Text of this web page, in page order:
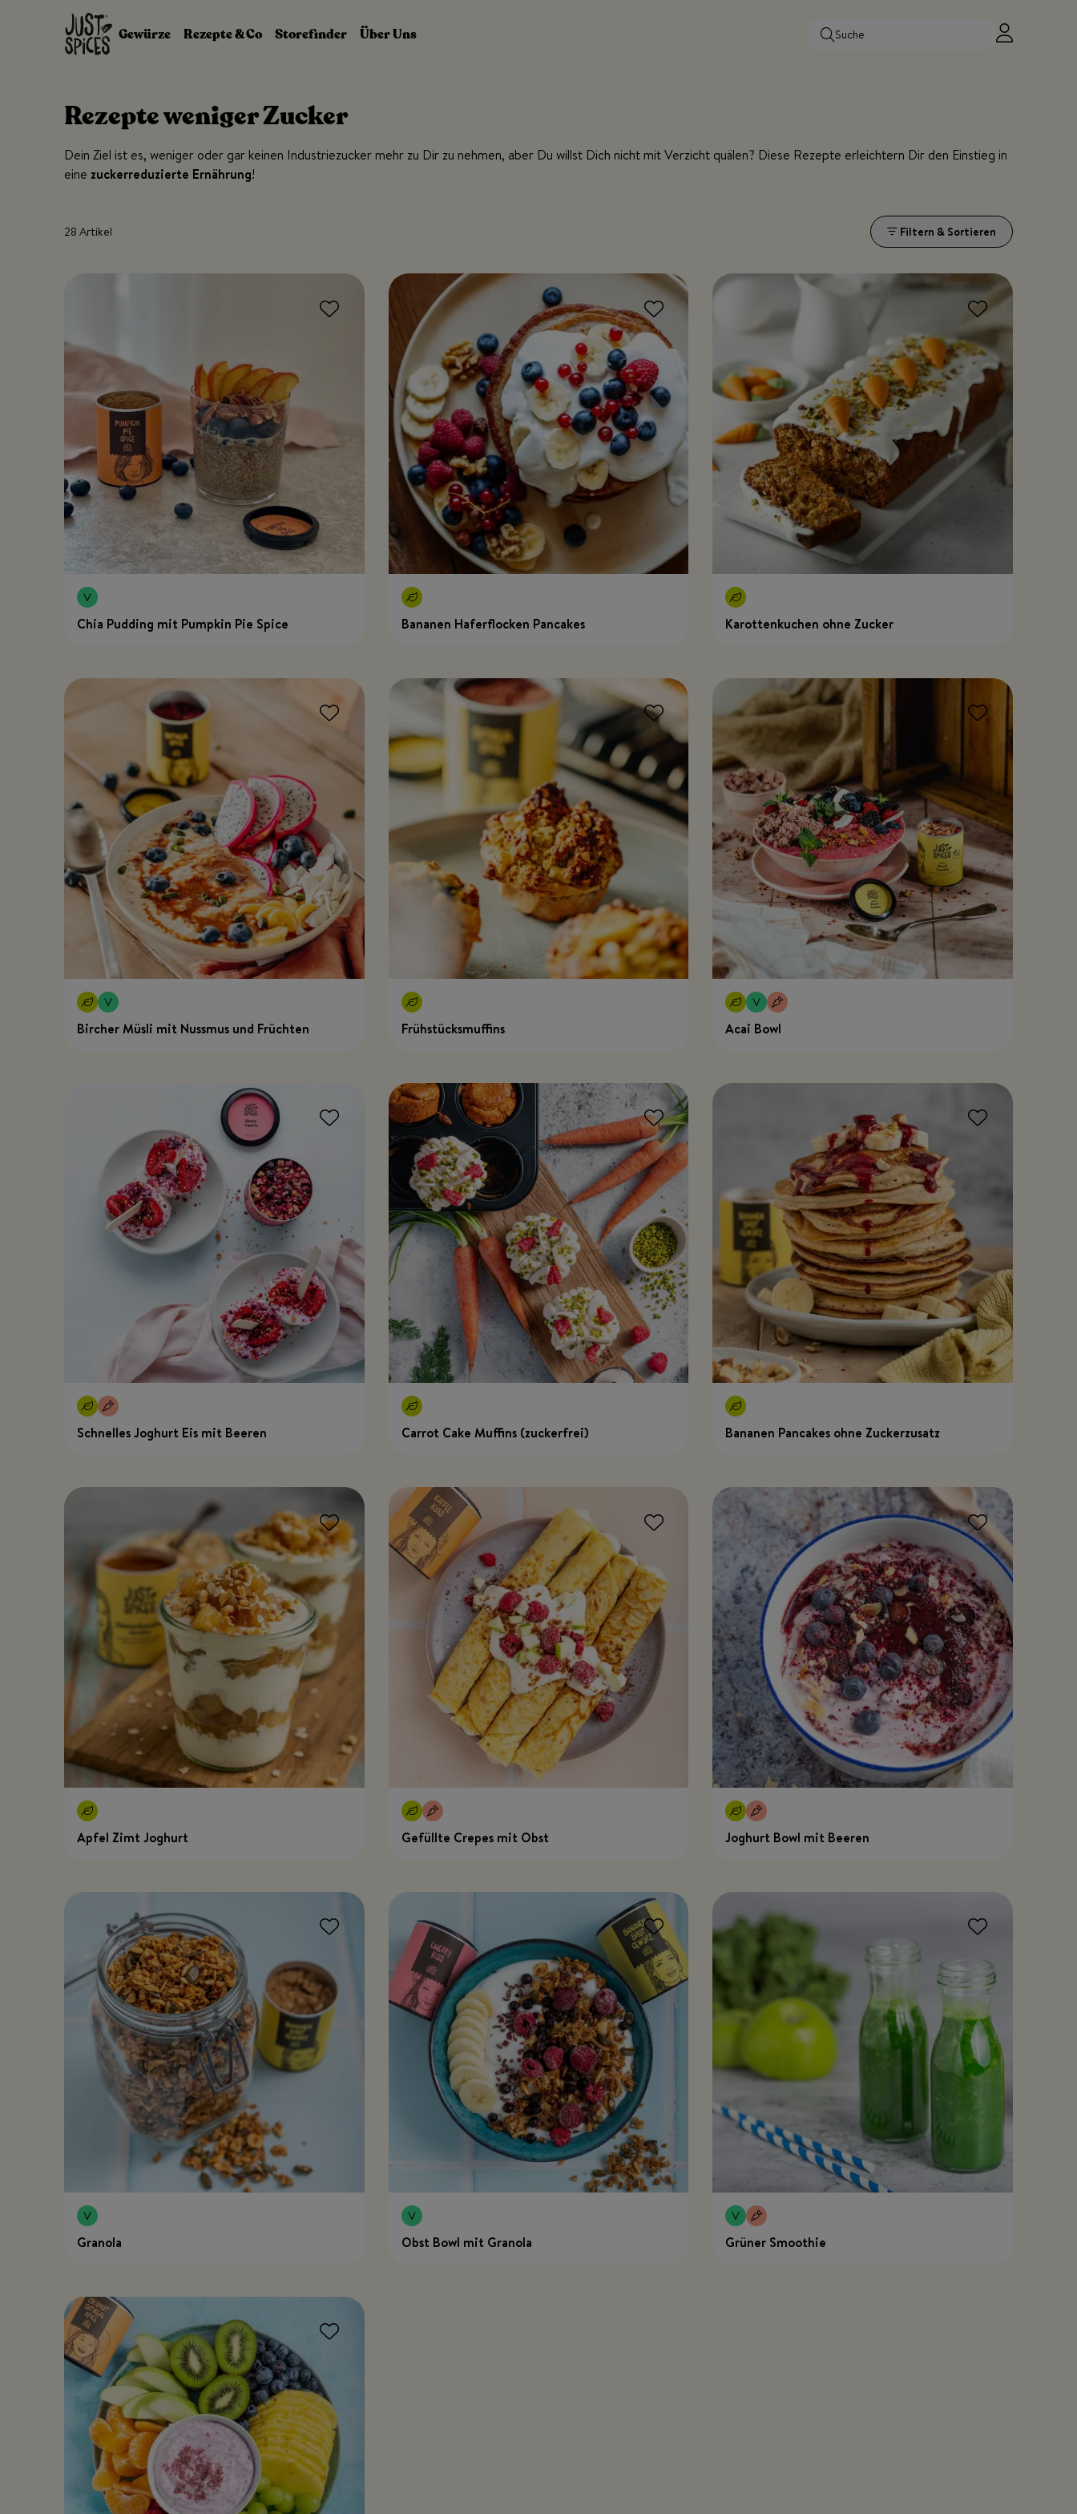
Zum Inhalt springen
Gewürze
Rezepte & Co Storefinder Über Uns
Rezepte weniger Zucker
Dein Ziel ist es, weniger oder gar keinen Industriezucker mehr zu Dir zu nehmen, aber Du willst Dich nicht mit Verzicht quälen? Diese Rezepte erleichtern Dir den Einstieg in
eine zuckerreduzierte Ernährung!
28 Artikel Filtern & Sortieren
Chia Pudding mit Pumpkin Pie Spice Bananen Haferflocken Pancakes Karottenkuchen ohne Zucker
Bircher Müsli mit Nussmus und Früchten Frühstücksmuffins Acai Bowl
Schnelles Joghurt Eis mit Beeren Carrot Cake Muffins (zuckerfrei) Bananen Pancakes ohne Zuckerzusatz
Apfel Zimt Joghurt Gefüllte Crepes mit Obst Joghurt Bowl mit Beeren
Granola Obst Bowl mit Granola Grüner Smoothie